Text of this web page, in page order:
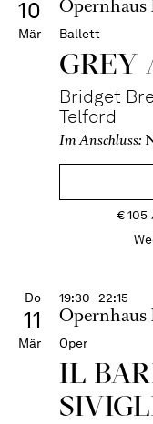
10
Mär
Opernhaus
Ballett
GREY
Bridget
Telford
Im Anschluss:
€105
Do
11
Mär
19:30 - 22:15
Opernhaus
Oper
IL